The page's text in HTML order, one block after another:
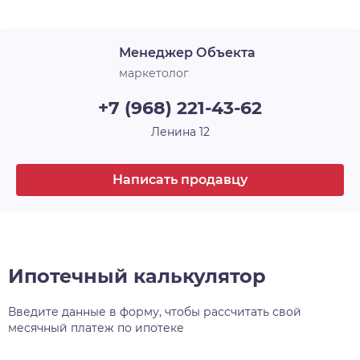
стильной трековой подсветкой, дополненной
акцентными бра. Мягкие зоны в таком
коротких встреч или ожидания курьера.
Разнообразие планировок и площадей для
жизненных сценариев. Создавайте свой
уникальный дизайн! Во всех квартирах
Менеджер Объекта
маркетолог
+7 (968) 221-43-62
Ленина 12
Написать продавцу
Ипотечный калькулятор
Введите данные в форму, чтобы рассчитать свой
месячный платеж по ипотеке